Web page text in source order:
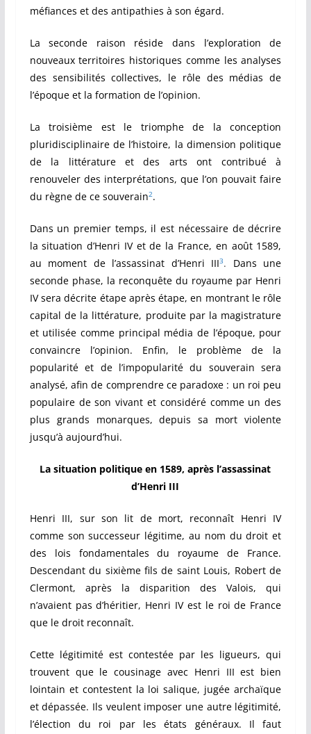
méfiances et des antipathies à son égard.
La seconde raison réside dans l’exploration de
nouveaux territoires historiques comme les analyses
des sensibilités collectives, le rôle des médias de
l’époque et la formation de l’opinion.
La troisième est le triomphe de la conception
pluridisciplinaire de l’histoire, la dimension politique
de la littérature et des arts ont contribué à
renouveler des interprétations, que l’on pouvait faire
du règne de ce souverain2.
Dans un premier temps, il est nécessaire de décrire
la situation d’Henri IV et de la France, en août 1589,
au moment de l’assassinat d’Henri III3. Dans une
seconde phase, la reconquête du royaume par Henri
IV sera décrite étape après étape, en montrant le rôle
capital de la littérature, produite par la magistrature
et utilisée comme principal média de l’époque, pour
convaincre l’opinion. Enfin, le problème de la
popularité et de l’impopularité du souverain sera
analysé, afin de comprendre ce paradoxe : un roi peu
populaire de son vivant et considéré comme un des
plus grands monarques, depuis sa mort violente
jusqu’à aujourd’hui.
La situation politique en 1589, après l’assassinat
d’Henri III
Henri III, sur son lit de mort, reconnaît Henri IV
comme son successeur légitime, au nom du droit et
des lois fondamentales du royaume de France.
Descendant du sixième fils de saint Louis, Robert de
Clermont, après la disparition des Valois, qui
n’avaient pas d’héritier, Henri IV est le roi de France
que le droit reconnaît.
Cette légitimité est contestée par les ligueurs, qui
trouvent que le cousinage avec Henri III est bien
lointain et contestent la loi salique, jugée archaïque
et dépassée. Ils veulent imposer une autre légitimité,
l’élection du roi par les états généraux. Il faut